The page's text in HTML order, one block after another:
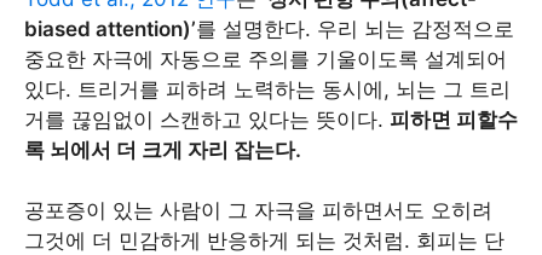
biased attention)’를 설명한다. 우리 뇌는 감정적으로
중요한 자극에 자동으로 주의를 기울이도록 설계되어
있다. 트리거를 피하려 노력하는 동시에, 뇌는 그 트리
거를 끊임없이 스캔하고 있다는 뜻이다. 피하면 피할수
록 뇌에서 더 크게 자리 잡는다.
공포증이 있는 사람이 그 자극을 피하면서도 오히려
그것에 더 민감하게 반응하게 되는 것처럼. 회피는 단